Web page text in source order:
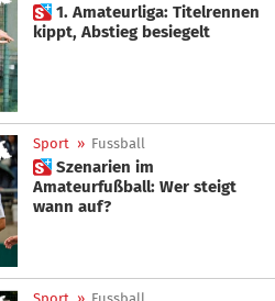
 1. Amateurliga: Titelrennen
kippt, Abstieg besiegelt
Sport » Fussball
 Szenarien im
Amateurfußball: Wer steigt
wann auf?